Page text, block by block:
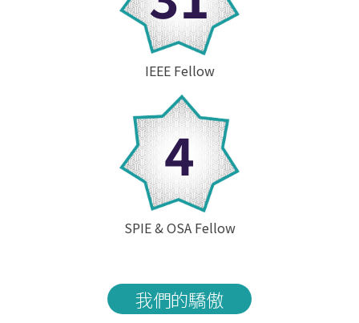
IEEE Fellow
4
SPIE & OSA Fellow
我們的驕傲